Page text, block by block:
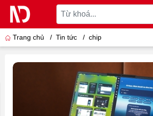
Trang chủ / Tin tức / chip